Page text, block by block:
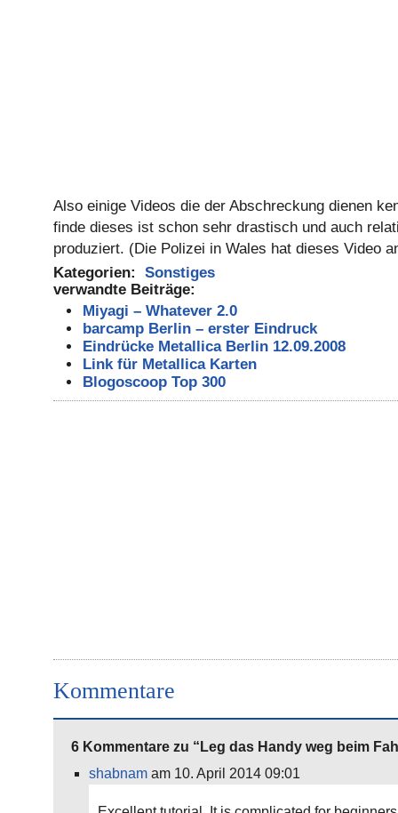
Also einige Videos die der Abschreckung dienen
finde dieses ist schon sehr drastisch und auch
produziert. (Die Polizei in Wales hat dieses Video
Kategorien: Sonstiges
verwandte Beiträge:
Miyagi – Whatever 2.0
barcamp Berlin – erster Eindruck
Eindrücke Metallica Berlin 12.09.2008
Link für Metallica Karten
Blogoscoop Top 300
Kommentare
6 Kommentare zu “Leg das Handy weg beim
shabnam am 10. April 2014 09:01